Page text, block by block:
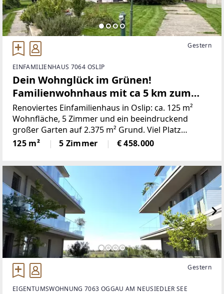
Gestern
EINFAMILIENHAUS 7064 OSLIP
Dein Wohnglück im Grünen!
Familienwohnhaus mit ca 5 km zum
See!
Renoviertes Einfamilienhaus in Oslip: ca. 125 m²
Wohnfläche, 5 Zimmer und ein beeindruckend
großer Garten auf 2.375 m² Grund. Viel Platz
,Garagen, Freiflächen und Vollunterkellert (ca. 125
m²) mit Terrasse – naturnah im Burgenland und nur
125 m² 5 Zimmer € 458.000
Gestern
EIGENTUMSWOHNUNG 7063 OGGAU AM NEUSIEDLER SEE